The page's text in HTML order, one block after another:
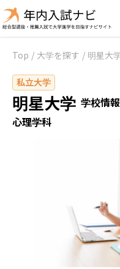
Top / 大学を探す / 明星大
私立大学
明星大学 学校情報
心理学科